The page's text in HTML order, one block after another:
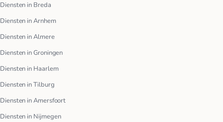
Diensten in Breda
Diensten in Arnhem
Diensten in Almere
Diensten in Groningen
Diensten in Haarlem
Diensten in Tilburg
Diensten in Amersfoort
Diensten in Nijmegen